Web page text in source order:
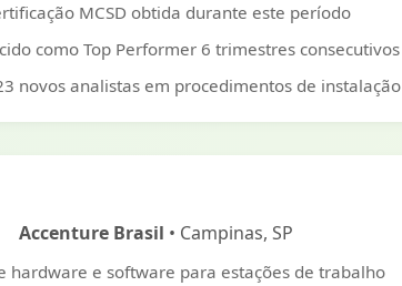
MCSD obtida durante este período
como Top Performer 6 trimestres consecutivos
novos analistas em procedimentos de instalação
Accenture Brasil • Campinas, SP
hardware e software para estações de trabalho